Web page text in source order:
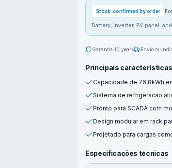
Stock: confirmed by order
Battery, inverter, PV panel,
Garantia 10 years Envio
Principais características
Capacidade de 76,8kWh
Sistema de refrigeracao
Pronto para SCADA com
Design modular em rack
Projetado para cargas
Especificações técnicas